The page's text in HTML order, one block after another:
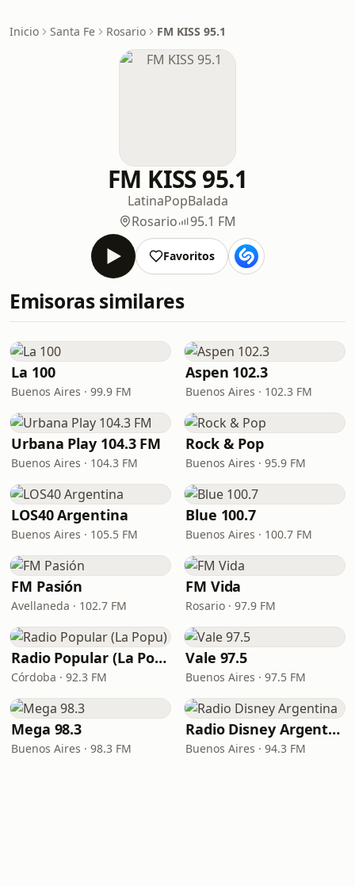
Inicio Santa Fe Rosario FM KISS 95.1
FM KISS 95.1
LatinaPopBalada
Rosario
95.1 FM
Favoritos
Emisoras similares
La 100
Buenos Aires · 99.9 FM
Aspen 102.3
Buenos Aires · 102.3 FM
Urbana Play 104.3 FM
Buenos Aires · 104.3 FM
Rock & Pop
Buenos Aires · 95.9 FM
LOS40 Argentina
Buenos Aires · 105.5 FM
Blue 100.7
Buenos Aires · 100.7 FM
FM Pasión
Avellaneda · 102.7 FM
FM Vida
Rosario · 97.9 FM
Radio Popular (La Popu)
Córdoba · 92.3 FM
Vale 97.5
Buenos Aires · 97.5 FM
Mega 98.3
Buenos Aires · 98.3 FM
Radio Disney Argentina
Buenos Aires · 94.3 FM